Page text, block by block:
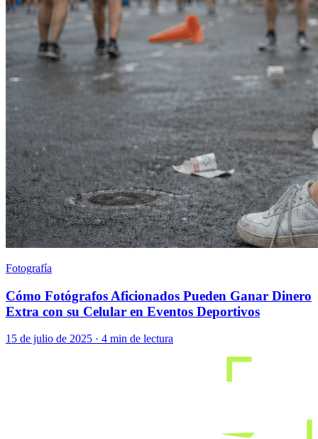
Fotografía
Cómo Fotógrafos Aficionados Pueden Ganar Dinero
Extra con su Celular en Eventos Deportivos
15 de julio de 2025 · 4 min de lectura